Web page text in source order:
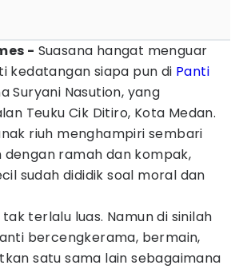
- Suasana hangat menguar
kedatangan siapa pun di Panti
Suryani Nasution, yang
Teuku Cik Ditiro, Kota Medan.
riuh menghampiri sembari
ramah dan kompak,
sudah dididik soal moral dan
terlalu luas. Namun di sinilah
bercengkerama, bermain,
satu sama lain sebagaimana